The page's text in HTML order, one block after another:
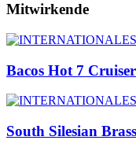
Mitwirkende
Bacos Hot 7
South Silesian